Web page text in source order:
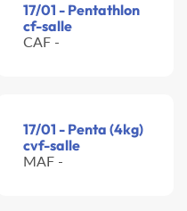
17/01 - Pentathlon
cf-salle
CAF -
17/01 - Penta (4kg)
cvf-salle
MAF -